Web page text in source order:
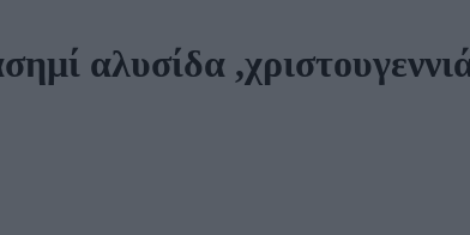
αλυσίδα